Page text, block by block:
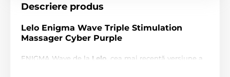
Descriere produs
Lelo Enigma Wave Triple Stimulation
Massager Cyber Purple
ENIGMA Wave de la Lelo , cea mai recentă versiune a